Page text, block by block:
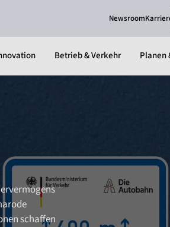
Newsroom
Betrieb & Verkehr Planen
schaffen